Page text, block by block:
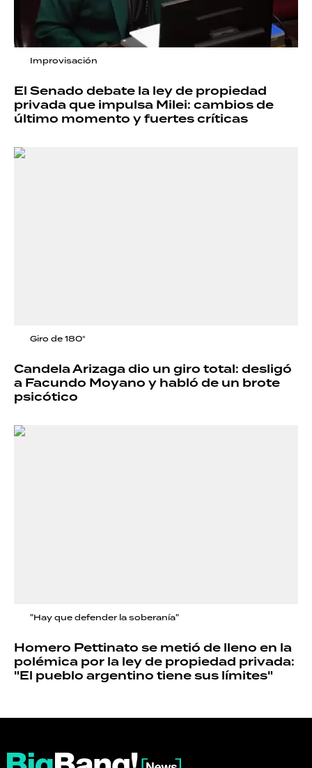
Improvisación
El Senado debate la ley de propiedad
privada que impulsa Milei: cambios de
último momento y fuertes críticas
Giro de 180°
Candela Arizaga dio un giro total: desligó
a Facundo Moyano y habló de un brote
psicótico
"Hay que defender la soberanía"
Homero Pettinato se metió de lleno en la
polémica por la ley de propiedad privada:
"El pueblo argentino tiene sus límites"